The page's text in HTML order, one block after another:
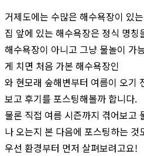
거제도에는 수많은 해수욕장이 있
집 앞에 있는 해수욕장은 정식 명칭
해수욕장이 아니고 그냥 물놀이 가
게 치면 처음 가본 해수욕장인
와 현모래 숲해변부터 여름이 오기
보고 후기를 포스팅해볼까 합니다.
물론 직접 여름 시즌까지 겪어보고
나 오는지 본 다음에 포스팅하는 것
우선 환경부터 먼저 살펴보려고요!